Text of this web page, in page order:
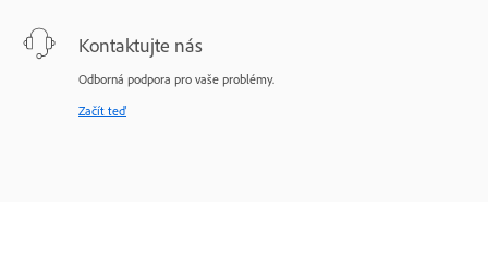
Kontaktujte nás
Odborná podpora pro vaše problémy.
Začít teď